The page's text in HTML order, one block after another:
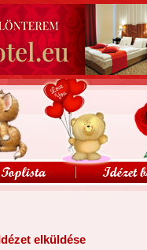
Idézet elküldése